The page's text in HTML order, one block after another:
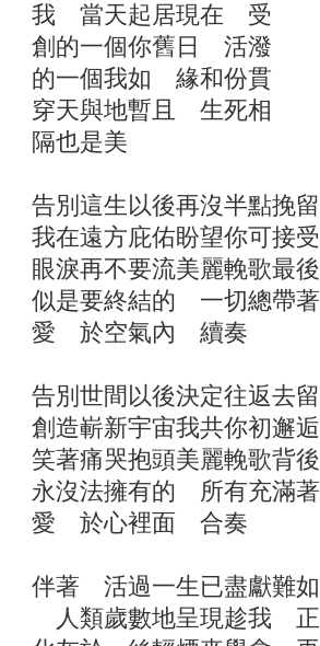
我 當天起居現在 受
創的一個你舊日 活潑
的一個我如 緣和份貫
穿天與地暫且 生死相
隔也是美
告別這生以後再沒半點挽留
我在遠方庇佑盼望你可接受
眼淚再不要流美麗輓歌最後
似是要終結的 一切總帶著
愛 於空氣內 續奏
告別世間以後決定往返去留
創造嶄新宇宙我共你初邂逅
笑著痛哭抱頭美麗輓歌背後
永沒法擁有的 所有充滿著
愛 於心裡面 合奏
伴著 活過一生已盡獻難如
人類歲數地呈現趁我 正